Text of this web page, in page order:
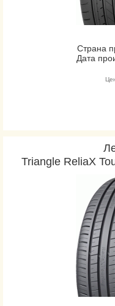
Страна
Дата
Triangle ReliaX